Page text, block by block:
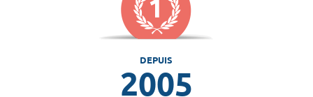
DEPUIS
2005